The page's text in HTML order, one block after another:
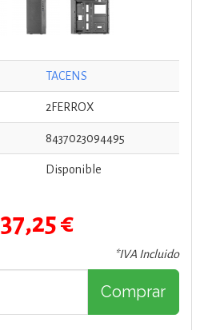
TACENS
2FERROX
8437023094495
Disponible
37,25 €
*IVA Incluido
Comprar